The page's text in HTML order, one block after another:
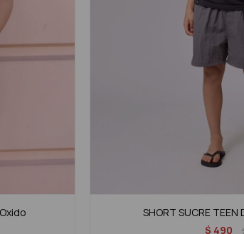
SHORT SUCRE TEEN
$ 490